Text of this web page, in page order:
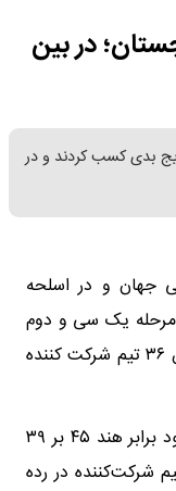
در بین
بدی کسب کردند و در
جهان و در اسلحه
مرحله یک سی و دوم
برابر پرو ۴۵ بر ۳۵ شکست خورد و در بین ۳۶ تیم شرکت کننده
تیم اپه زنان ایران هم در بازی نخست خود برابر هند ۴۵ بر ۳۹
و این تیم هم در بین ۳۸ تیم شرکت‌کننده در رده